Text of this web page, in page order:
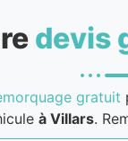
devis
gratuit
à Villars.